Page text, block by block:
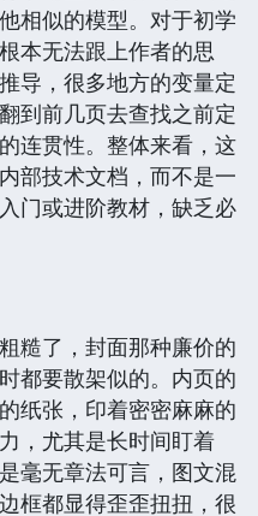
相似的模型。对于初学
本无法跟上作者的思
导，很多地方的变量定
到前几页去查找之前定
连贯性。整体来看，这
部技术文档，而不是一
门或进阶教材，缺乏必
糙了，封面那种廉价的
都要散架似的。内页的
纸张，印着密密麻麻的
，尤其是长时间盯着
毫无章法可言，图文混
框都显得歪歪扭扭，很